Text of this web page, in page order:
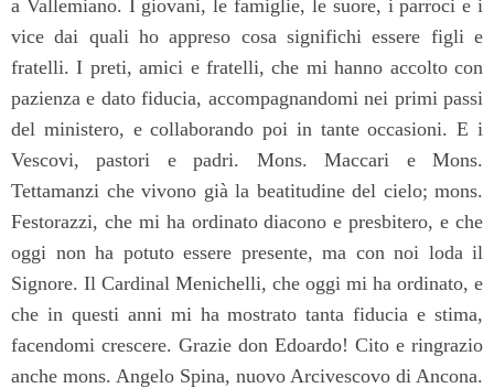
a Vallemiano. I giovani, le famiglie, le suore, i parroci e i
vice dai quali ho appreso cosa significhi essere figli e
fratelli. I preti, amici e fratelli, che mi hanno accolto con
pazienza e dato fiducia, accompagnandomi nei primi passi
del ministero, e collaborando poi in tante occasioni. E i
Vescovi, pastori e padri. Mons. Maccari e Mons.
Tettamanzi che vivono già la beatitudine del cielo; mons.
Festorazzi, che mi ha ordinato diacono e presbitero, e che
oggi non ha potuto essere presente, ma con noi loda il
Signore. Il Cardinal Menichelli, che oggi mi ha ordinato, e
che in questi anni mi ha mostrato tanta fiducia e stima,
facendomi crescere. Grazie don Edoardo! Cito e ringrazio
anche mons. Angelo Spina, nuovo Arcivescovo di Ancona.